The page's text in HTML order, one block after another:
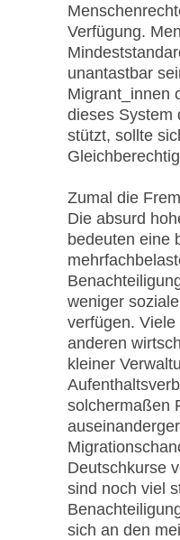
Verfügung.
unantastbar
Migrant_innen
dieses System
stützt, sollte
Zumal die
Die absurd
bedeuten eine
weniger
verfügen.
anderen
kleiner
solchermaßen
Deutschkurse
sind noch viel
sich an den